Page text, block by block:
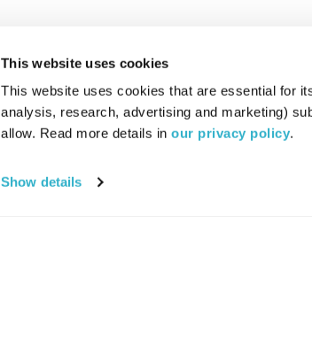
This website uses cookies
This website uses cookies that are essential for
analysis, research, advertising and marketing)
allow. Read more details in our privacy policy.
Show details